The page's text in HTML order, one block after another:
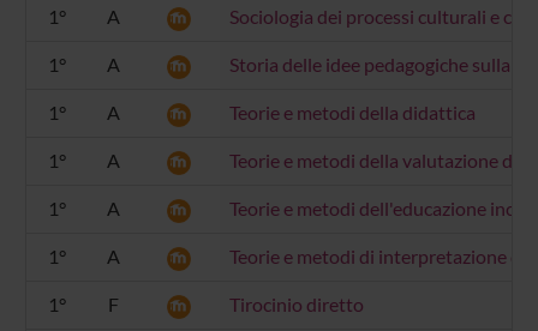
1° A Sociologia dei processi culturali e
1° A Storia delle idee pedagogiche sulla
1° A Teorie e metodi della didattica
1° A Teorie e metodi della valutazione
1° A Teorie e metodi dell'educazione
1° A Teorie e metodi di interpretazione
1° F Tirocinio diretto